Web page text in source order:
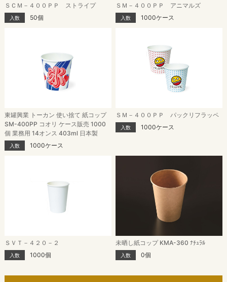
ＳＣＭ－４００ＰＰ ストライプ
入数 50個
ＳＭ－４００ＰＰ アニマルズ
入数 1000ケース
東罐興業 トーカン 使い捨て 紙コップ
SM-400PP コオリ ケース販売 1000
個 業務用 14オンス 403ml 日本製
入数 1000ケース
ＳＭ－４００ＰＰ パックリフラッペ
入数 1000ケース
ＳＶＴ－４２０－２
入数 1000個
未晒し紙コップ KMA-360 ﾅﾁｭﾗﾙ
入数 0個